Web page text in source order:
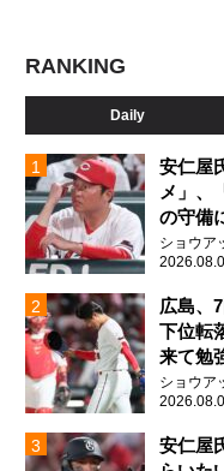
ジョイマン
RANKING
Daily
安仁屋
メ」、
の守備
ショウア
広島、
下位転
来て勉
ショウア
安仁屋